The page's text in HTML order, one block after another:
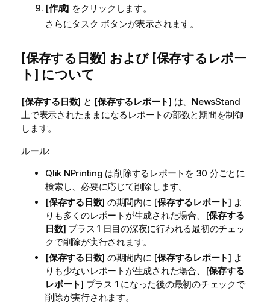
[作成] をクリックします。
さらにタスク ボタンが表示されます。
[保存する日数] および [保存するレポー
ト ] について
[保存する日数] と [保存するレポート] は、 NewsStand
上で表示されたままになるレポートの部数と期間を制御
します。
ルール:
Qlik NPrinting は削除するレポートを 30 分ごとに
検索し、必要に応じて削除します。
[保存する日数] の期間内に [保存するレポート] よ
りも多くのレポートが生成された場合、[保存する
日数] プラス 1 日目の深夜に行われる最初のチェッ
クで削除が実行されます。
[保存する日数] の期間内に [保存するレポート] よ
りも少ないレポートが生成された場合、[保存する
レポート] プラス 1 になった後の最初のチェックで
削除が実行されます。